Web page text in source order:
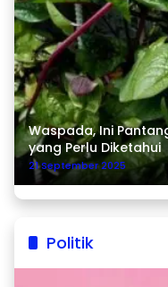
Waspada, Ini
yang Perlu Diketahui
21 September 2025
Politik